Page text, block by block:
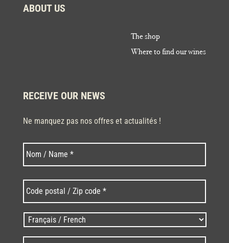
ABOUT US
The shop
Where to find our wines
RECEIVE OUR NEWS
Ne manquez pas nos offres et actualités !
Nom * Last
postal
/
Zip
code
* *
Langues
/
Language *